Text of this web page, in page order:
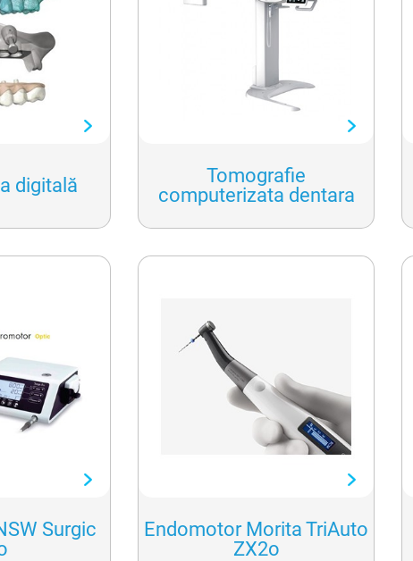
digitală
Tomografie
computerizata dentara
Surgic
Endomotor Morita TriAuto
ZX2o